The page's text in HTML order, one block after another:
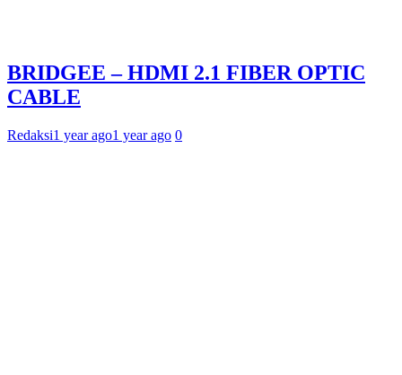
BRIDGEE – HDMI 2.1 FIBER OPTIC
CABLE
Redaksi1 year ago1 year ago 0